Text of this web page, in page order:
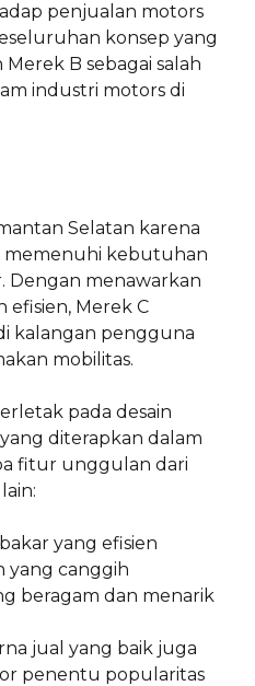
penjualan motors
konsep yang
B sebagai salah
industri motors di
Selatan karena
memenuhi kebutuhan
Dengan menawarkan
efisien, Merek C
kalangan pengguna
mobilitas.
pada desain
diterapkan dalam
fitur unggulan dari
yang efisien
yang canggih
beragam dan menarik
jual yang baik juga
penentu popularitas